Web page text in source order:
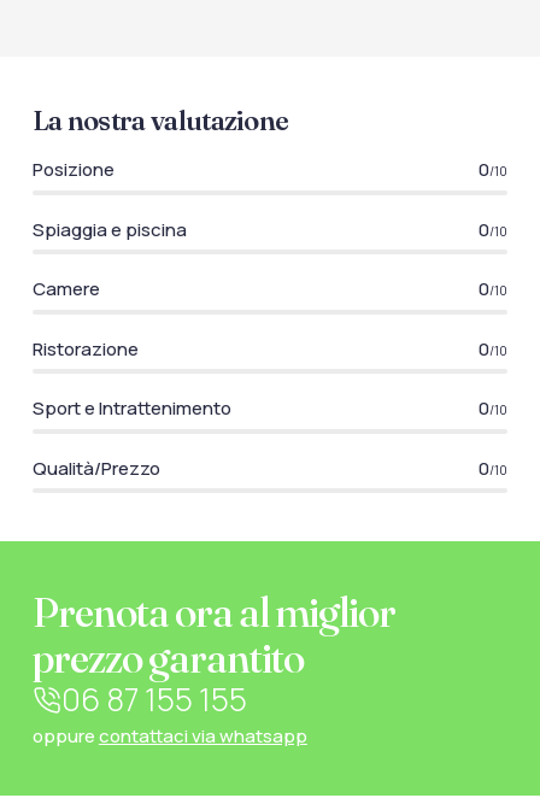
La nostra valutazione
Posizione 0/10
Spiaggia e piscina 0/10
Camere 0/10
Ristorazione 0/10
Sport e Intrattenimento 0/10
Qualità/Prezzo 0/10
Prenota ora al miglior
prezzo garantito
06 87 155 155
oppurecontattaci via whatsapp